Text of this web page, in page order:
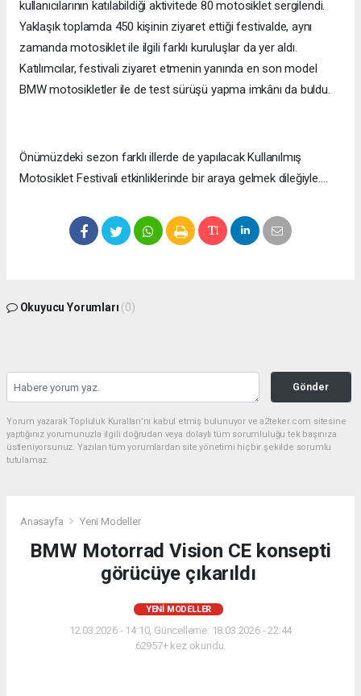
kullanıcılarının katılabildiği aktivitede 80 motosiklet sergilendi.
Yaklaşık toplamda 450 kişinin ziyaret ettiği festivalde, aynı
zamanda motosiklet ile ilgili farklı kuruluşlar da yer aldı.
Katılımcılar, festivali ziyaret etmenin yanında en son model
BMW motosikletler ile de test sürüşü yapma imkânı da buldu.
Önümüzdeki sezon farklı illerde de yapılacak Kullanılmış
Motosiklet Festivali etkinliklerinde bir araya gelmek dileğiyle….
Okuyucu Yorumları (0)
Gönder
Yorum yazarak Topluluk Kuralları’nı kabul etmiş bulunuyor ve a2teker.com sitesine
yaptığınız yorumunuzla ilgili doğrudan veya dolaylı tüm sorumluluğu tek başınıza
üstleniyorsunuz. Yazılan tüm yorumlardan site yönetimi hiçbir şekilde sorumlu
tutulamaz.
Anasayfa Yeni Modeller
BMW Motorrad Vision CE konsepti
görücüye çıkarıldı
YENI MODELLER
12.03.2026 - 14:10, Güncelleme: 18.03.2026 - 22:44
62957+ kez okundu.